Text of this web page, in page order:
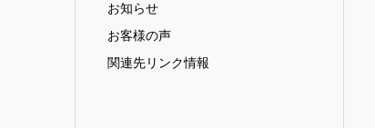
お知らせ
お客様の声
関連先リンク情報